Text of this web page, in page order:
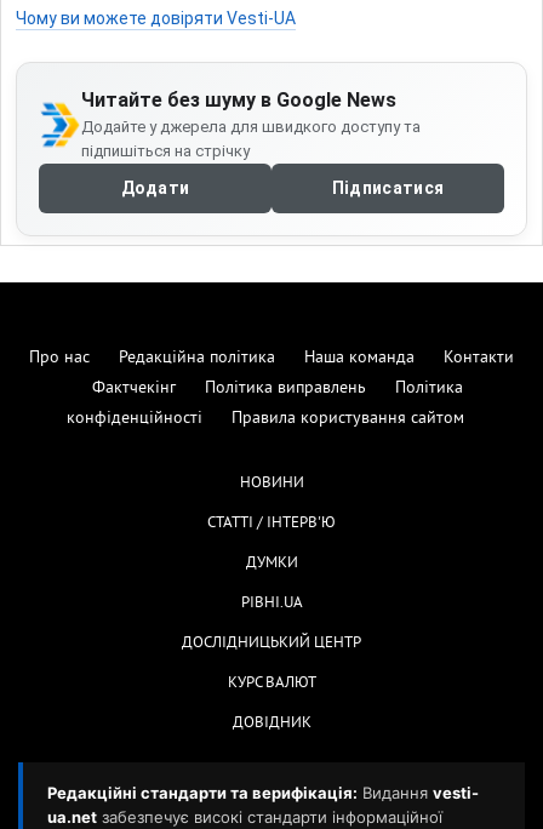
Чому ви можете довіряти Vesti-UA
Читайте без шуму в Google News
Додайте у джерела для швидкого доступу та
підпишіться на стрічку
Додати Підписатися
Про нас Редакційна політика Наша команда
Контакти
Фактчекінг
Політика виправлень
Політика
конфіденційності
Правила користування сайтом
НОВИНИ
СТАТТІ / ІНТЕРВ'Ю
ДУМКИ
РІВНІ.UA
ДОСЛІДНИЦЬКИЙ ЦЕНТР
КУРС ВАЛЮТ
ДОВІДНИК
Редакційні стандарти та верифікація: Видання vesti-
ua.net забезпечує високі стандарти інформаційної